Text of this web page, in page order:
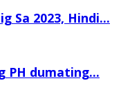
Sa 2023, Hindi...
PH dumating...